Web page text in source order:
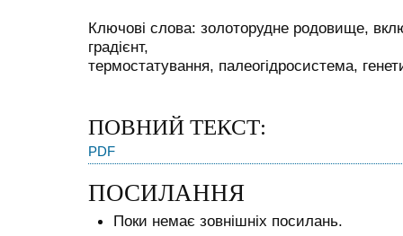
Ключові слова: золоторудне родовище,
градієнт,
термостатування, палеогідросистема,
ПОВНИЙ ТЕКСТ:
PDF
ПОСИЛАННЯ
Поки немає зовнішніх посилань.